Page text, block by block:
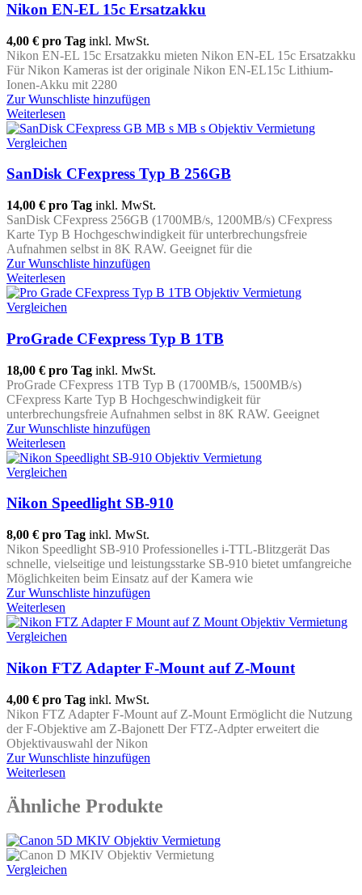
Nikon EN-EL 15c Ersatzakku
4,00 € pro Tag inkl. MwSt.
Nikon EN-EL 15c Ersatzakku mieten Nikon EN-EL 15c Ersatzakku
Für Nikon Kameras ist der originale Nikon EN-EL15c Lithium-
Ionen-Akku mit 2280
Zur Wunschliste hinzufügen
Weiterlesen
Vergleichen
SanDisk CFexpress Typ B 256GB
14,00 € pro Tag inkl. MwSt.
SanDisk CFexpress 256GB (1700MB/s, 1200MB/s) CFexpress
Karte Typ B Hochgeschwindigkeit für unterbrechungsfreie
Aufnahmen selbst in 8K RAW. Geeignet für die
Zur Wunschliste hinzufügen
Weiterlesen
Vergleichen
ProGrade CFexpress Typ B 1TB
18,00 € pro Tag inkl. MwSt.
ProGrade CFexpress 1TB Typ B (1700MB/s, 1500MB/s)
CFexpress Karte Typ B Hochgeschwindigkeit für
unterbrechungsfreie Aufnahmen selbst in 8K RAW. Geeignet
Zur Wunschliste hinzufügen
Weiterlesen
Vergleichen
Nikon Speedlight SB-910
8,00 € pro Tag inkl. MwSt.
Nikon Speedlight SB-910 Professionelles i-TTL-Blitzgerät Das
schnelle, vielseitige und leistungsstarke SB-910 bietet umfangreiche
Möglichkeiten beim Einsatz auf der Kamera wie
Zur Wunschliste hinzufügen
Weiterlesen
Vergleichen
Nikon FTZ Adapter F-Mount auf Z-Mount
4,00 € pro Tag inkl. MwSt.
Nikon FTZ Adapter F-Mount auf Z-Mount Ermöglicht die Nutzung
der F-Objektive am Z-Bajonett Der FTZ-Adpter erweitert die
Objektivauswahl der Nikon
Zur Wunschliste hinzufügen
Weiterlesen
Ähnliche Produkte
Vergleichen